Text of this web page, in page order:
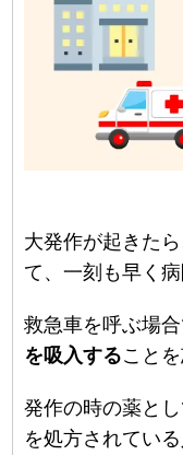
大発作が起きた
て、一刻も早く
救急車を呼ぶ場
を吸入すること
発作の時の薬と
を処方されてい